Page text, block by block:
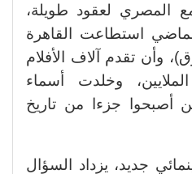
المصري لعقود طويلة،
استطاعت القاهرة
وأن تقدم آلاف الأفلام
وخلدت أسماء
أصبحوا جزءا من تاريخ
جديد، يزداد السؤال